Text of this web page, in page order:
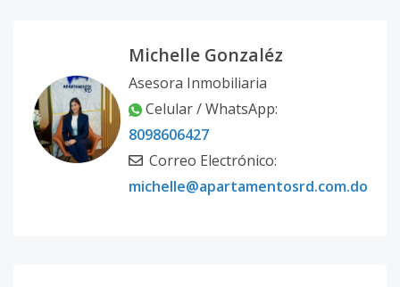
Michelle Gonzaléz
Asesora Inmobiliaria
Celular / WhatsApp:
8098606427
Correo Electrónico:
michelle@apartamentosrd.com.do